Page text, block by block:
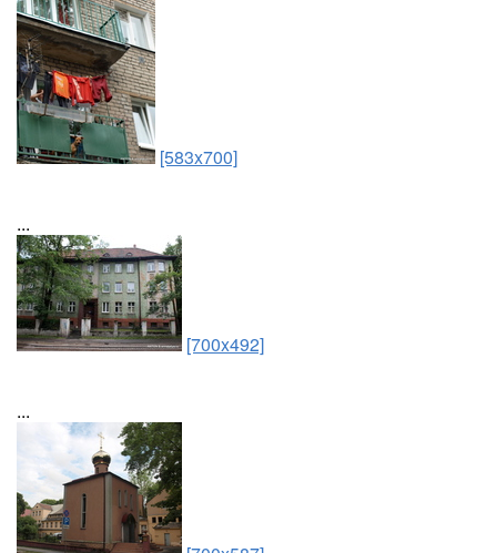
[583x700]
...
[700x492]
...